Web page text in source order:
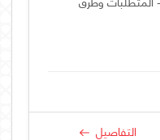
التفاصيل